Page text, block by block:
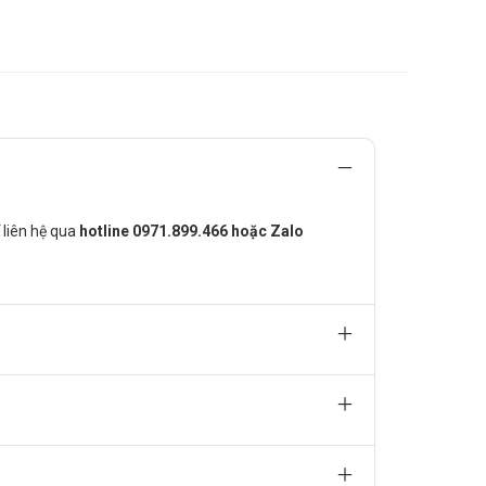
độ biotin trong cơ thể.
hệ qua hotline 0971.899.466 hoặc Zalo